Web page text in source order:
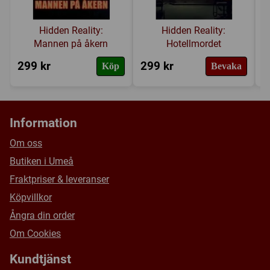
Hidden Reality:
Mannen på åkern
299 kr Köp
Hidden Reality:
Hotellmordet
299 kr Bevaka
Information
Om oss
Butiken i Umeå
Fraktpriser & leveranser
Köpvillkor
Ångra din order
Om Cookies
Kundtjänst